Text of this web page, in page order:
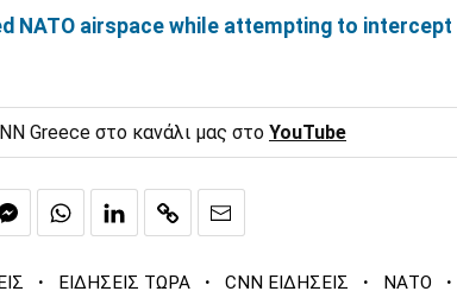
NATO airspace while attempting to intercept
Greece στο κανάλι μας στο YouTube
· ΕΙΔΗΣΕΙΣ ΤΩΡΑ · CNN ΕΙΔΗΣΕΙΣ · ΝΑΤΟ ·